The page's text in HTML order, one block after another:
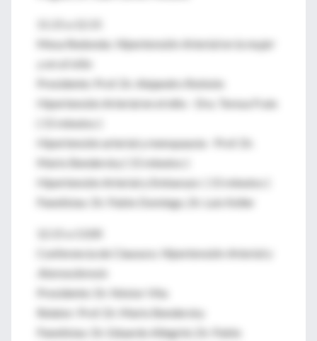
Mesa Redonda:
Hipertensión Arterial en la mujer
y en el niño
Presidente: Prof. Dr. Alejandro Robiolo
Hipertensión Arterial en el niño - Dra. Teresa Fraix
( 15 minutos )
Hipertensión arterial y menopausia - Prof. Dr.
Mario Bendersky ( 15 minutos )
Hipertensión Arterial y Embarazo ( 15 minutos )
Panelistas: Dr. Pablo Domingo, Dr. Luis Keller
12.15 a 13.00
Conferencia de Clausura:
Hipertensión Arterial y
Aterosclerosis
Presidente: Dr. Néstor Vita
Relator: Prof. Dr. Mario Bendersky
Panelistas: Dr. Eduardo Allegrini, Dr. Pablo